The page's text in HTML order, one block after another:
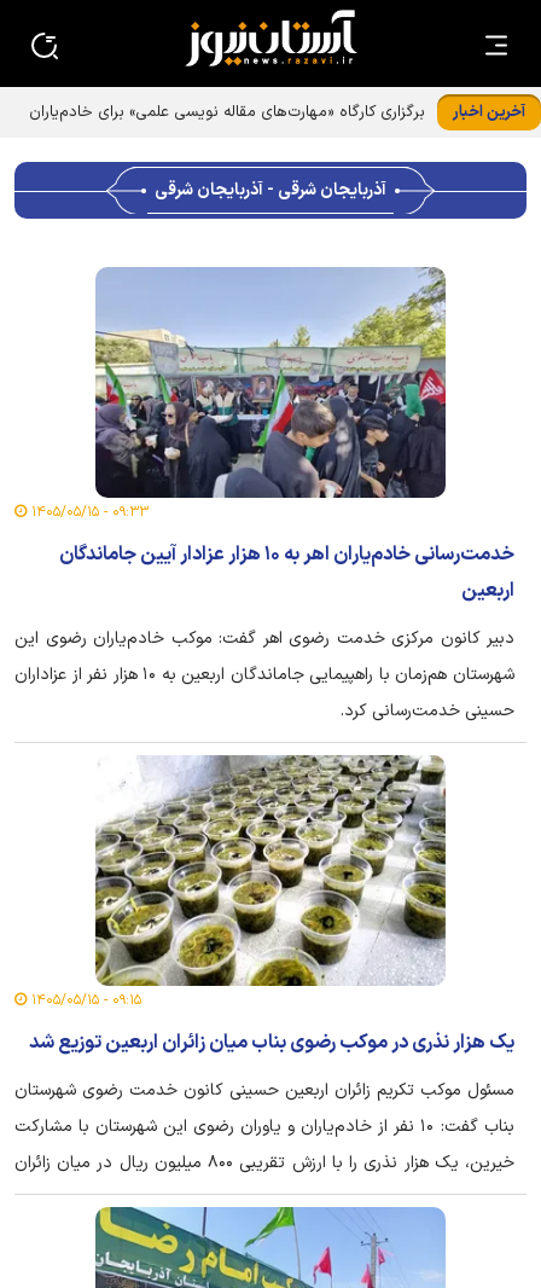
آخرین اخبار
آذربایجان شرقی - آذربایجان شرقی
۰۹:۳۳ - ۱۴۰۵/۰۵/۱۵
خدمت‌رسانی خادم‌یاران اهر به ۱۰ هزار عزادار آیین جاماندگان
اربعین
دبیر کانون مرکزی خدمت رضوی اهر گفت: موکب خادم‌یاران رضوی این
شهرستان هم‌زمان با راهپیمایی جاماندگان اربعین به ۱۰ هزار نفر از عزاداران
حسینی خدمت‌رسانی کرد.
۰۹:۱۵ - ۱۴۰۵/۰۵/۱۵
یک هزار نذری در موکب رضوی بناب میان زائران اربعین توزیع شد
مسئول موکب تکریم زائران اربعین حسینی کانون خدمت رضوی شهرستان
بناب گفت: ۱۰ نفر از خادم‌یاران و یاوران رضوی این شهرستان با مشارکت
خیرین، یک هزار نذری را با ارزش تقریبی ۸۰۰ میلیون ریال در میان زائران
اربعین حسینی توزیع کردند.